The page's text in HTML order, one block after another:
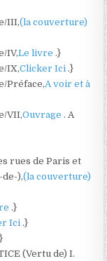
III,(la couverture)
IV,Le livre.}
IX,Clicker Ici.}
Préface,A voir et à
VII,Ouvrage. A
rues de Paris et
de-),(la couverture)
.}
Ici.}
(Vertu de) I.